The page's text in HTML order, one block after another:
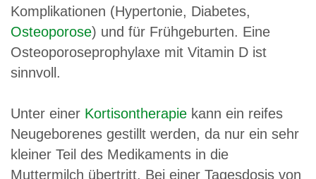
Komplikationen (Hypertonie, Diabetes,
Osteoporose) und für Frühgeburten. Eine
Osteoporoseprophylaxe mit Vitamin D ist
sinnvoll.
Unter einer Kortisontherapie kann ein reifes
Neugeborenes gestillt werden, da nur ein sehr
kleiner Teil des Medikaments in die
Muttermilch übertritt. Bei einer Tagesdosis von